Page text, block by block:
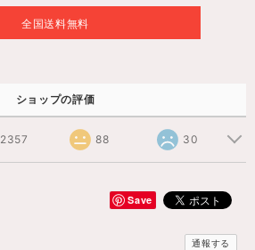
全国送料無料
ショップの評価
2357 88 30
Save
通報する